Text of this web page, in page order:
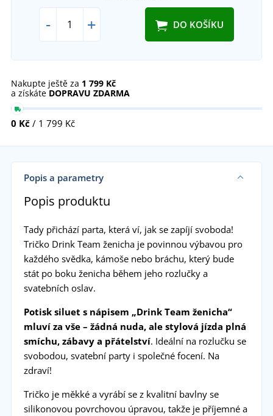
- + DO KOŠÍKU
Nakupte ještě za 1 799 Kč
a získáte DOPRAVU ZDARMA
0 Kč / 1 799 Kč
Popis a parametry
Popis produktu
Tady přichází parta, která ví, jak se zapíjí svoboda!
Tričko Drink Team ženicha je povinnou výbavou pro
každého svědka, kámoše nebo bráchu, který bude
stát po boku ženicha během jeho rozlučky a
svatebních oslav.
Potisk siluet s nápisem „Drink Team ženicha“
mluví za vše – žádná nuda, ale stylová jízda plná
smíchu, zábavy a přátelství. Ideální na rozlučku se
svobodou, svatební party i společné focení. Na
zdraví!
Tričko je měkké a vyrábí se z kvalitní bavlny se
silikonovou povrchovou úpravou, takže je příjemné a